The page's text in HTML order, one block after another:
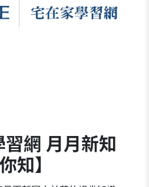
習網 月月新知
知】